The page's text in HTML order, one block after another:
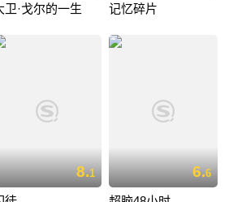
卫·戈尔的一生 记忆碎片
8.1 6.6